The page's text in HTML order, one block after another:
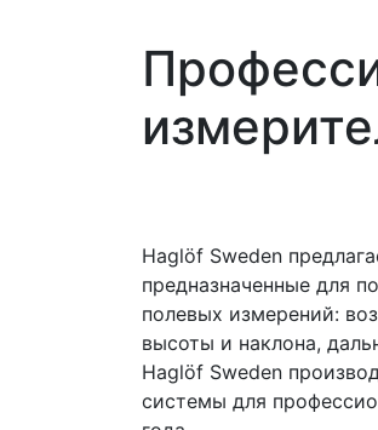
Haglöf Sweden
предназначенные для
полевых измерений:
высоты и наклона,
Haglöf Sweden
системы для